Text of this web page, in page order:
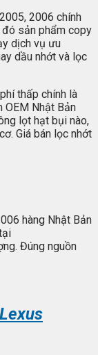
2006 chính
sản phẩm copy
dịch vụ ưu
dầu nhớt và lọc
thấp chính là
OEM Nhật Bản
lọt hạt bụi nào,
Giá bán lọc nhớt
hàng Nhật Bản
Đúng nguồn